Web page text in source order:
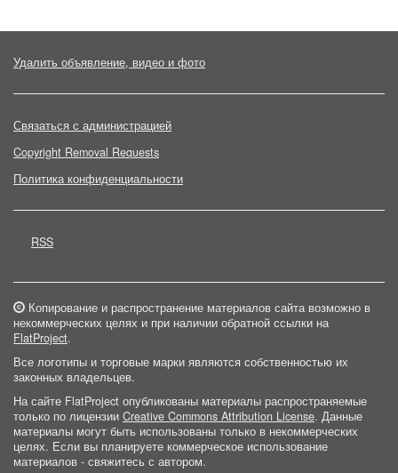
Удалить объявление, видео и фото
Связаться с администрацией
Copyright Removal Requests
Политика конфиденциальности
RSS
Копирование и распространение материалов сайта возможно в
некоммерческих целях и при наличии обратной ссылки на
FlatProject.
Все логотипы и торговые марки являются собственностью их
законных владельцев.
На сайте FlatProject опубликованы материалы распространяемые
только по лицензии Creative Commons Attribution License. Данные
материалы могут быть использованы только в некоммерческих
целях. Если вы планируете коммерческое использование
материалов - свяжитесь с автором.